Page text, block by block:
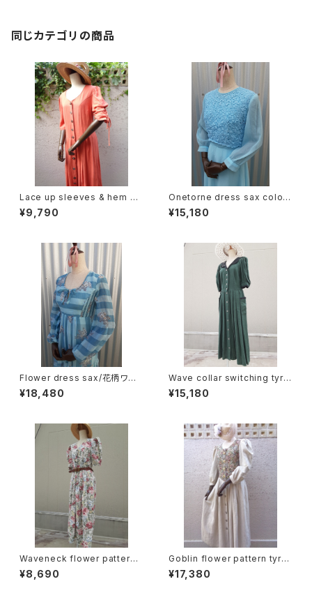
同じカテゴリの商品
Lace up sleeves & hem dr
ess レースアップ スリーブ &
ヘム 半袖 ワンピース
¥9,790
Onetorne dress sax color/
ワンカラーシフォンワンピース
サックス
¥15,180
Flower dress sax/花柄ワン
ピース サックス
¥18,480
Wave collar switching tyrol
ean Dress ウェーブカラー
切り替え チロリアン ワンピ
¥15,180
Waveneck flower pattern t
yrolean Dress ウェーブネッ
ク 花柄 チロリアン ワンピ
¥8,690
Goblin flower pattern tyrol
ean dress ゴブラン 花柄 チロ
リアン ワンピース
¥17,380